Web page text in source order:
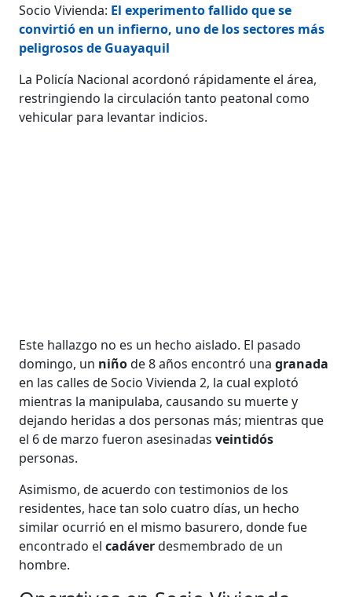
Socio Vivienda: El experimento fallido que se
convirtió en un infierno, uno de los sectores más
peligrosos de Guayaquil
La Policía Nacional acordonó rápidamente el área,
restringiendo la circulación tanto peatonal como
vehicular para levantar indicios.
Este hallazgo no es un hecho aislado. El pasado
domingo, un niñode 8 años encontró unagranada
en las calles de Socio Vivienda 2, la cual explotó
mientras la manipulaba, causando su muerte y
dejando heridas a dos personas más; mientras que
el 6 de marzo fueron asesinadasveintidós
personas.
Asimismo, de acuerdo con testimonios de los
residentes, hace tan solo cuatro días, un hecho
similar ocurrió en el mismo basurero, donde fue
encontrado elcadáverdesmembrado de un
hombre.